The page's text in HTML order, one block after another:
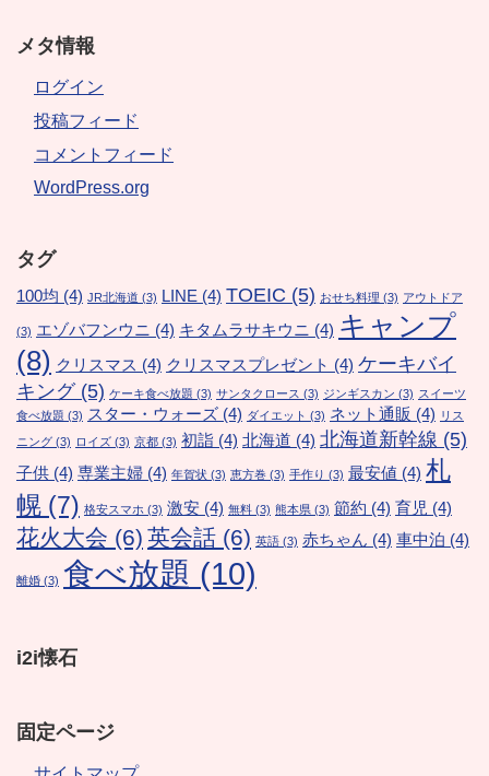
メタ情報
ログイン
投稿フィード
コメントフィード
WordPress.org
タグ
100均 (4) JR北海道 (3) LINE (4) TOEIC (5) おせち料理 (3) アウトドア
(3) エゾバフンウニ (4) キタムラサキウニ (4) キャンプ
(8) クリスマス (4) クリスマスプレゼント (4) ケーキバイ
キング(5) ケーキ食べ放題 (3) サンタクロース (3) ジンギスカン (3) スイーツ
食べ放題 (3) スター・ウォーズ (4) ダイエット (3) ネット通販 (4) リス
ニング (3) ロイズ (3) 京都 (3) 初詣 (4) 北海道 (4) 北海道新幹線 (5)
子供 (4) 専業主婦 (4) 年賀状 (3) 恵方巻 (3) 手作り (3) 最安値 (4) 札
幌 (7) 格安スマホ (3) 激安 (4) 無料 (3) 熊本県 (3) 節約 (4) 育児 (4)
花火大会 (6) 英会話 (6) 英語 (3) 赤ちゃん (4) 車中泊 (4)
離婚 (3) 食べ放題 (10)
i2i懐石
固定ページ